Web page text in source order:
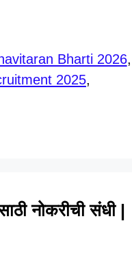
Bharti 2026,
2025,
नोकरीची संधी |